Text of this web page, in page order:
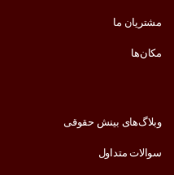
مشتریان ما
مکان‌ها
وبلاگ‌های بینش حقوقی
سوالات متداول